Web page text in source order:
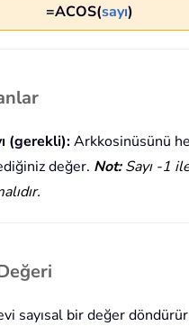
=ACOS(sayı)
(gerekli):Arkkosinüsünü
değer. Not: Sayı -1
sayısal bir değer